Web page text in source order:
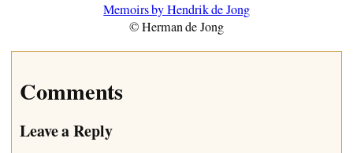
Memoirs by Hendrik de Jong
© Herman de Jong
Comments
Leave a Reply